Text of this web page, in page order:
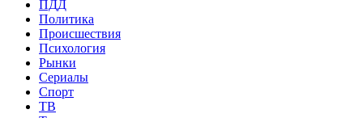
ПДД
Политика
Происшествия
Психология
Рынки
Сериалы
Спорт
ТВ